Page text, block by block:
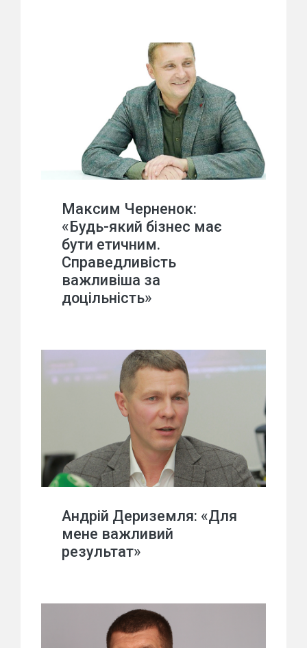
Максим Черненок:
«Будь-який бізнес має
бути етичним.
Справедливість
важливіша за
доцільність»
Андрій Дериземля: «Для
мене важливий
результат»